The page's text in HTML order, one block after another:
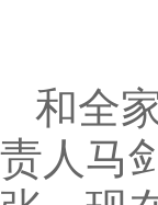
和全
责人马